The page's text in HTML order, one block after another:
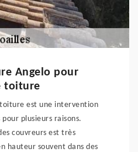
Angelo pour
toiture
est une intervention
plusieurs raisons.
couvreurs est très
hauteur souvent dans des